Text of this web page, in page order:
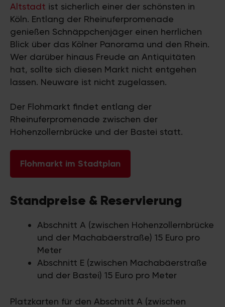
Altstadt ist sicherlich einer der schönsten in
Köln. Entlang der Rheinuferpromenade
genießen Schnäppchenjäger einen herrlichen
Blick über das Kölner Panorama und den Rhein.
Wer darüber hinaus Freude an Antiquitäten
hat, sollte sich diesen Markt nicht entgehen
lassen. Neuware ist nicht zugelassen.
Der Flohmarkt findet entlang der
Rheinuferpromenade zwischen der
Hohenzollernbrücke und der Bastei statt.
Flohmarkt im Stadtplan
Standpreise & Reservierung
Abschnitt A (zwischen Hohenzollernbrücke
und der Machabäerstraße) 15 Euro pro
Meter
Abschnitt E (zwischen Machabäerstraße
und der Bastei) 15 Euro pro Meter
Platzkarten für den Abschnitt A (zwischen